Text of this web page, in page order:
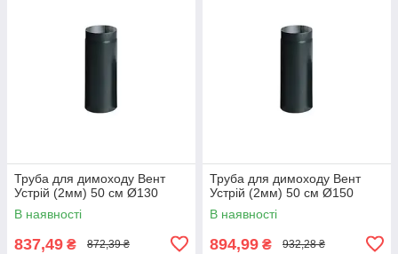
Труба для димоходу Вент
Устрій (2мм) 50 см Ø130
В наявності
837,49 ₴ 872,39 ₴
Труба для димоходу Вент
Устрій (2мм) 50 см Ø150
В наявності
894,99 ₴ 932,28 ₴